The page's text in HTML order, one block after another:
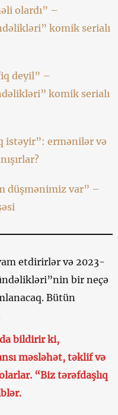
olardı” –
komik serialı
deyil” –
komik serialı
istəyir”: ermənilər və
düşmənimiz var” –
etdirirlər və 2023-
bir neçə
Bütün
bildirir ki,
məsləhət, təklif və
“Biz tərəfdaşlıq